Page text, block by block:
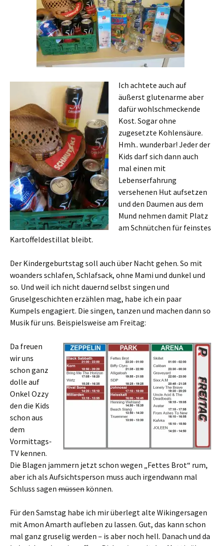
Ich achtete auch auf
äußerst glutenarme aber
dafür wohlschmeckende
Kost. Sogar ohne
zugesetzte Kohlensäure.
Hmh.. wunderbar! Jeder der
Kids darf sich dann auch
mal einen mit
Lebenserfahrung
versehenen Hut aufsetzen
und den Daumen aus dem
Mund nehmen damit Platz
am Schnütchen für feinstes
Kartoffeldestillat bleibt.
Der Kindergeburtstag soll auch über Nacht gehen. So mit
woanders schlafen, Schlafsack, ohne Mami und dunkel und
so. Und weil ich nicht dauernd selbst singen und
Gruselgeschichten erzählen mag, habe ich ein paar
Kumpels engagiert. Die singen, tanzen und machen dann so
Musik für uns. Beispielsweise am Freitag:
Da freuen
wir uns
schon ganz
dolle auf
Onkel Ozzy
den die Kids
schon aus
dem
Vormittags-
TV kennen.
Die Blagen jammern jetzt schon wegen „Fettes Brot“ rum,
aber ich als Aufsichtsperson muss auch irgendwann mal
Schluss sagen müssen können.
Für den Samstag habe ich mir überlegt alte Wikingersagen
mit Amon Amarth aufleben zu lassen. Gut, das kann schon
mal ganz gruselig werden – is aber noch hell. Danach und da